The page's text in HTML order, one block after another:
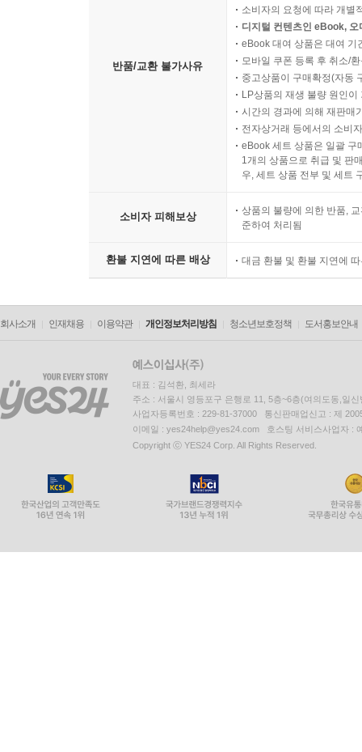
반품/교환 불가사유
소비자의 요청에 따라 개별
디지털 컨텐츠인 eBook,
eBook 대여 상품은 대여 기
모바일 쿠폰 등록 후 취소/
중고상품이 구매확정(자동
LP상품의 재생 불량 원인
시간의 경과에 의해 재판매
전자상거래 등에서의 소비
eBook 세트 상품은 일괄 구
1개의 상품으로 취급 및 판
우, 세트 상품 전부 및 세트
소비자 피해보상
상품의 불량에 의한 반품,
준하여 처리됨
환불 지연에 따른 배상 대금 환불 및 환불 지연에
회사소개 인재채용 이용약관 개인정보처리방침 청소년보호정책 도서홍보안내
대표 : 김석환, 최세라
주소 : 서울시 영등포구 은행로 11, 5층~6층(여의도동,일신
사업자등록번호 : 229-81-37000 통신판매업신고 : 제
이메일 : yes24help@yes24.com 호스팅 서비스사업자 :
Copyright ⓒ YES24 Corp. All Rights Reserved.